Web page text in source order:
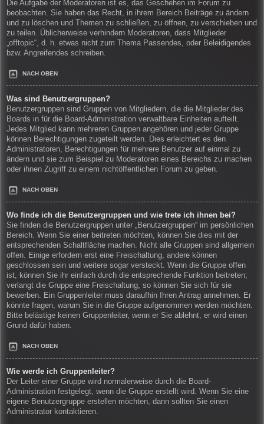
Die Aufgabe der Moderatoren ist es, das Geschehen im Forum zu
beobachten. Sie haben das Recht, in ihrem Bereich Beiträge zu ändern
und zu löschen und Themen zu schließen, zu öffnen, zu verschieben und
zu teilen. Üblicherweise verhindern Moderatoren, dass Mitglieder
„offtopic“, d. h. etwas nicht zum Thema Passendes, oder Beleidigendes
bzw. Angreifendes schreiben.
NACH OBEN
Was sind Benutzergruppen?
Benutzergruppen sind Gruppen von Mitgliedern, die die Mitglieder des
Boards in für die Board-Administration verwaltbare Einheiten aufteilt.
Jedes Mitglied kann mehreren Gruppen angehören und jeder Gruppe
können Berechtigungen zugeteilt werden. Dies erleichtert es den
Administratoren, Berechtigungen für mehrere Benutzer auf einmal zu
ändern und sie zum Beispiel zu Moderatoren eines Bereichs zu machen
oder ihnen Zugriff zu einem nichtöffentlichen Forum zu geben.
NACH OBEN
Wo finde ich die Benutzergruppen und wie trete ich ihnen bei?
Sie finden die Benutzergruppen unter „Benutzergruppen“ im persönlichen
Bereich. Wenn Sie einer beitreten möchten, können Sie dies mit der
entsprechenden Schaltfläche machen. Nicht alle Gruppen sind allgemein
offen. Einige erfordern erst eine Freischaltung, andere können
geschlossen sein und weitere sogar versteckt. Wenn die Gruppe offen
ist, können Sie ihr einfach durch die entsprechende Funktion beitreten;
verlangt die Gruppe eine Freischaltung, so können Sie sich für sie
bewerben. Ein Gruppenleiter muss daraufhin Ihren Antrag annehmen. Er
könnte fragen, warum Sie in die Gruppe aufgenommen werden möchten.
Bitte belästige keinen Gruppenleiter, wenn er Sie ablehnt, er wird einen
Grund dafür haben.
NACH OBEN
Wie werde ich Gruppenleiter?
Der Leiter einer Gruppe wird normalerweise durch die Board-
Administration festgelegt, wenn die Gruppe erstellt wird. Wenn Sie eine
eigene Benutzergruppe erstellen möchten, dann sollten Sie einen
Administrator kontaktieren.